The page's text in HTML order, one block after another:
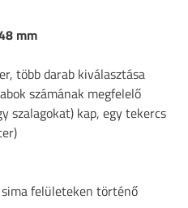
mm
több darab kiválasztása
számának megfelelő
szalagokat) kap, egy tekercs
felületeken történő